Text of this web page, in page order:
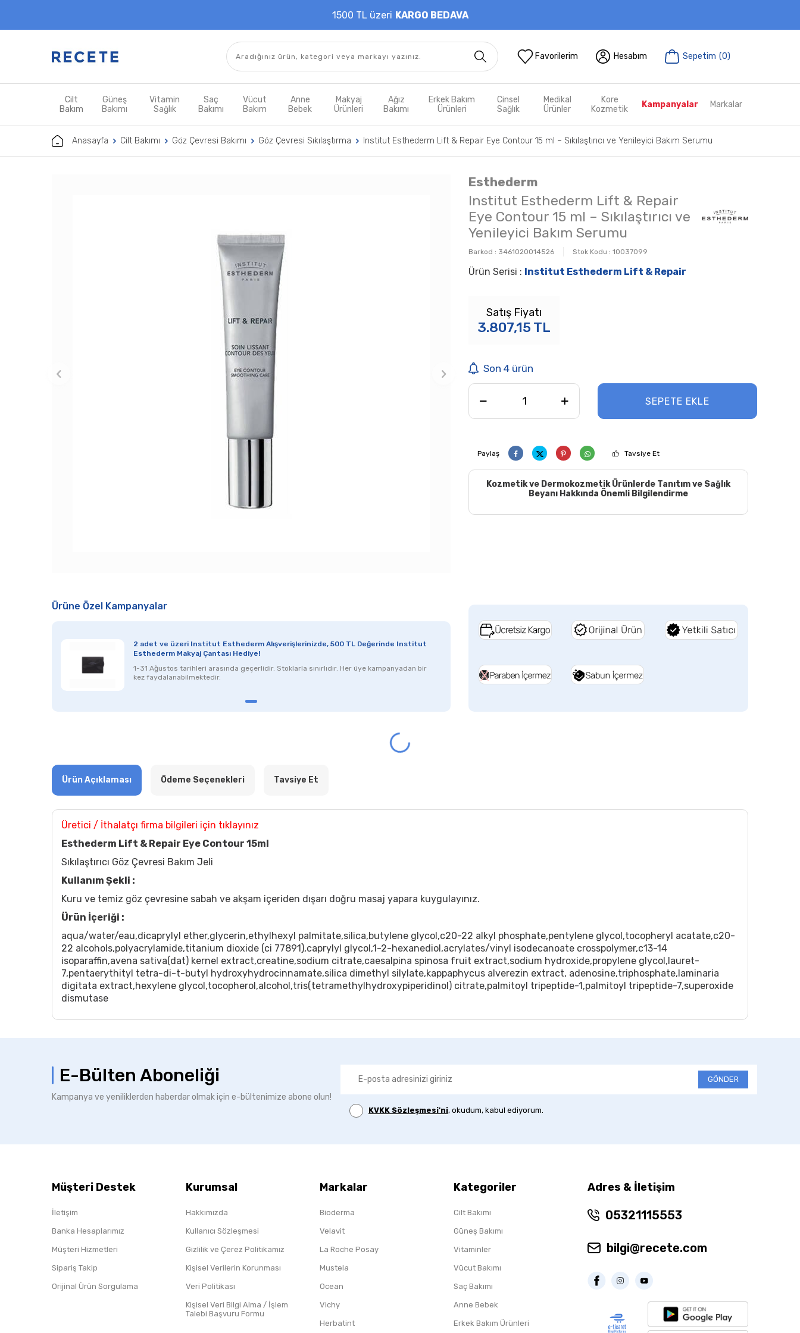
1500 TL üzeri KARGO BEDAVA
Favorilerim Hesabım Sepetim (0)
Cilt
Bakım
Güneş
Bakımı
Vitamin
Sağlık
Saç
Bakımı
Vücut
Bakım
Anne
Bebek
Makyaj
Ürünleri
Ağız
Bakımı
Erkek Bakım
Ürünleri
Cinsel
Sağlık
Medikal
Ürünler
Kore
Kozmetik
Kampanyalar Markalar
Anasayfa Cilt Bakımı Göz Çevresi Bakımı Göz Çevresi Sıkılaştırma Institut Esthederm Lift & Repair Eye Contour 15 ml – Sıkılaştırıcı ve Yenileyici Bakım Serumu
Esthederm
Institut Esthederm Lift & Repair
Eye Contour 15 ml – Sıkılaştırıcı ve
Yenileyici Bakım Serumu
Barkod : 3461020014526 Stok Kodu : 10037099
Ürün Serisi : Institut Esthederm Lift & Repair
Satış Fiyatı
3.807,15 TL
Son 4 ürün
SEPETE EKLE
Paylaş Tavsiye Et
Kozmetik ve Dermokozmetik Ürünlerde Tanıtım ve Sağlık
Beyanı Hakkında Önemli Bilgilendirme
Ürüne Özel Kampanyalar
2 adet ve üzeri Institut Esthederm Alışverişlerinizde, 500 TL Değerinde Institut
Esthederm Makyaj Çantası Hediye!
1-31 Ağustos tarihleri arasında geçerlidir. Stoklarla sınırlıdır. Her üye kampanyadan bir
kez faydalanabilmektedir.
Ürün Açıklaması Ödeme Seçenekleri Tavsiye Et
Üretici / İthalatçı firma bilgileri için tıklayınız
Esthederm Lift & Repair Eye Contour 15ml
Sıkılaştırıcı Göz Çevresi Bakım Jeli
Kullanım Şekli :
Kuru ve temiz göz çevresine sabah ve akşam içeriden dışarı doğru masaj yapara kuygulayınız.
Ürün İçeriği :
aqua/water/eau,dicaprylyl ether,glycerin,ethylhexyl palmitate,silica,butylene glycol,c20-22 alkyl phosphate,pentylene glycol,tocopheryl acatate,c20-
22 alcohols,polyacrylamide,titanium dioxide (ci 77891),caprylyl glycol,1-2-hexanediol,acrylates/vinyl isodecanoate crosspolymer,c13-14
isoparaffin,avena sativa(dat) kernel extract,creatine,sodium citrate,caesalpina spinosa fruit extract,sodium hydroxide,propylene glycol,lauret-
7,pentaerythityl tetra-di-t-butyl hydroxyhydrocinnamate,silica dimethyl silylate,kappaphycus alverezin extract, adenosine,triphosphate,laminaria
digitata extract,hexylene glycol,tocopherol,alcohol,tris(tetramethylhydroxypiperidinol) citrate,palmitoyl tripeptide-1,palmitoyl tripeptide-7,superoxide
dismutase
E-Bülten Aboneliği
Kampanya ve yeniliklerden haberdar olmak için e-bültenimize abone olun!
GÖNDER
KVKK Sözleşmesi'ni, okudum, kabul ediyorum.
Müşteri Destek
İletişim
Banka Hesaplarımız
Müşteri Hizmetleri
Sipariş Takip
Orijinal Ürün Sorgulama
Kurumsal
Hakkımızda
Kullanıcı Sözleşmesi
Gizlilik ve Çerez Politikamız
Kişisel Verilerin Korunması
Veri Politikası
Kişisel Veri Bilgi Alma / İşlem
Talebi Başvuru Formu
Markalar
Bioderma
Velavit
La Roche Posay
Mustela
Ocean
Vichy
Herbatint
Kategoriler
Cilt Bakımı
Güneş Bakımı
Vitaminler
Vücut Bakımı
Saç Bakımı
Anne Bebek
Erkek Bakım Ürünleri
Adres & İletişim
05321115553
bilgi@recete.com